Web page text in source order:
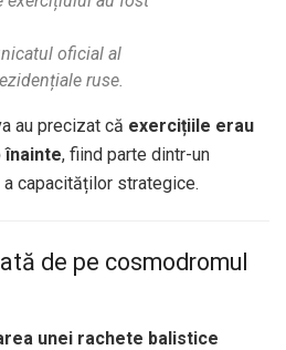
oficial al
ruse.
au precizat că exercițiile erau
înainte, fiind parte dintr-un
capacităților strategice.
de pe cosmodromul
unei rachete balistice